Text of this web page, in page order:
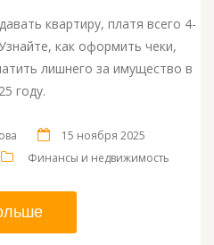
квартиру, платя всего 4-
как оформить чеки,
лишнего за имущество в
году.
15 ноября 2025
Финансы и недвижимость